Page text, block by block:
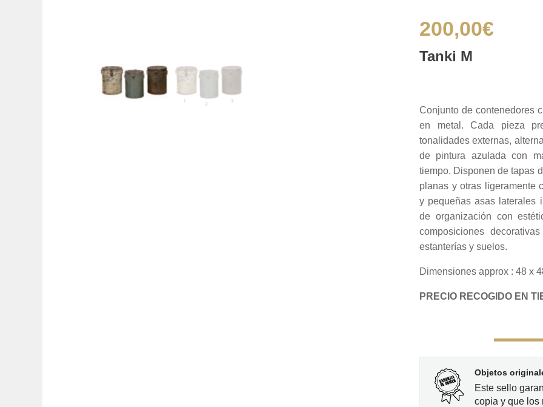
200,00€
Tanki M
Conjunto de contenedores
en metal. Cada pieza
tonalidades externas,
de pintura azulada con
tiempo. Disponen de tapas
planas y otras ligeramente
y pequeñas asas laterales
de organización con
composiciones
estanterías y suelos.
Dimensiones approx : 48 x
PRECIO RECOGIDO EN
Objetos
Este sello
copia y que los